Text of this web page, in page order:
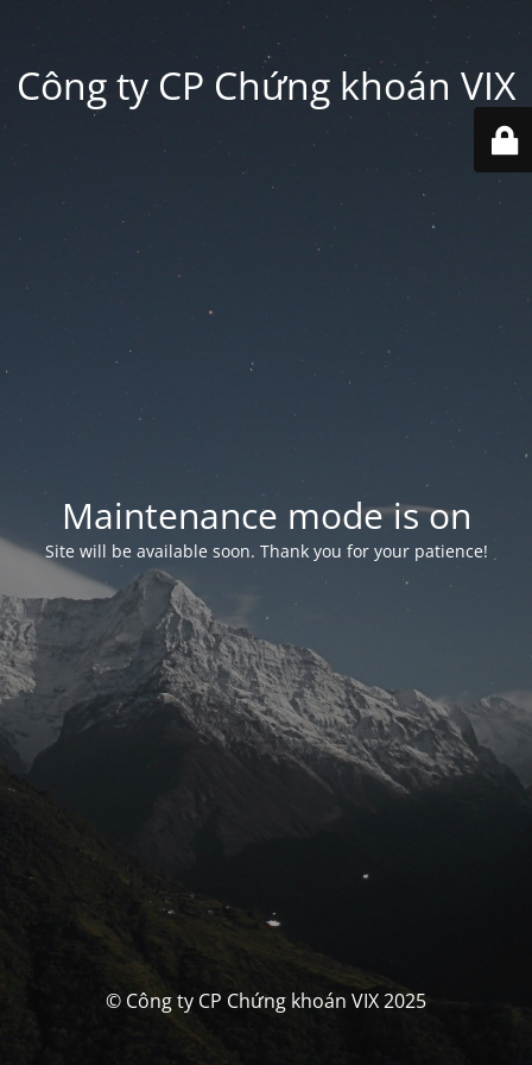
Công ty CP Chứng khoán VIX
Maintenance mode is on
Site will be available soon. Thank you for your patience!
© Công ty CP Chứng khoán VIX 2025